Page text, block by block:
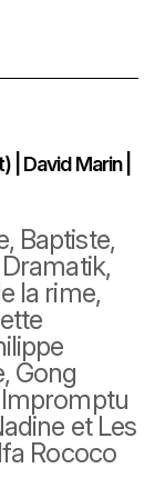
David Marin |
Baptiste,
la rime,
Gong
Impromptu
et Les
Rococo